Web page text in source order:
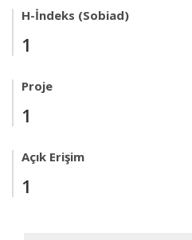
H-İndeks (Sobiad)
1
Proje
1
Açık Erişim
1